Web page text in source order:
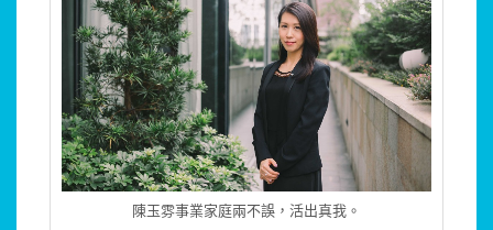
陳玉雰事業家庭兩不誤，活出真我。